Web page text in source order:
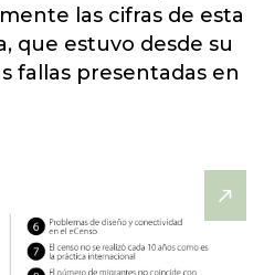
las cifras de esta
que estuvo desde su
fallas presentadas en